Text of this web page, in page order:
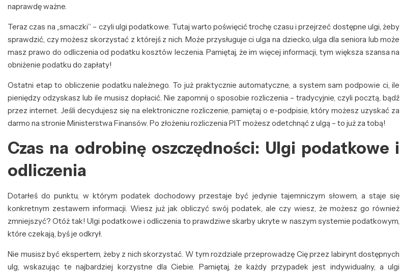
naprawdę ważne.
Teraz czas na „smaczki” – czyli ulgi podatkowe. Tutaj warto poświęcić trochę czasu i przejrzeć dostępne ulgi, żeby
sprawdzić, czy możesz skorzystać z którejś z nich. Może przysługuje ci ulga na dziecko, ulga dla seniora lub może
masz prawo do odliczenia od podatku kosztów leczenia. Pamiętaj, że im więcej informacji, tym większa szansa na
obniżenie podatku do zapłaty!
Ostatni etap to obliczenie podatku należnego. To już praktycznie automatyczne, a system sam podpowie ci, ile
pieniędzy odzyskasz lub ile musisz dopłacić. Nie zapomnij o sposobie rozliczenia – tradycyjnie, czyli pocztą, bądź
przez internet. Jeśli decydujesz się na elektroniczne rozliczenie, pamiętaj o e-podpisie, który możesz uzyskać za
darmo na stronie Ministerstwa Finansów. Po złożeniu rozliczenia PIT możesz odetchnąć z ulgą – to już za tobą!
Czas na odrobinę oszczędności: Ulgi podatkowe i
odliczenia
Dotarłeś do punktu, w którym podatek dochodowy przestaje być jedynie tajemniczym słowem, a staje się
konkretnym zestawem informacji. Wiesz już jak obliczyć swój podatek, ale czy wiesz, że możesz go również
zmniejszyć? Otóż tak! Ulgi podatkowe i odliczenia to prawdziwe skarby ukryte w naszym systemie podatkowym,
które czekają, byś je odkrył.
Nie musisz być ekspertem, żeby z nich skorzystać. W tym rozdziale przeprowadzę Cię przez labirynt dostępnych
ulg, wskazując te najbardziej korzystne dla Ciebie. Pamiętaj, że każdy przypadek jest indywidualny, a ulgi